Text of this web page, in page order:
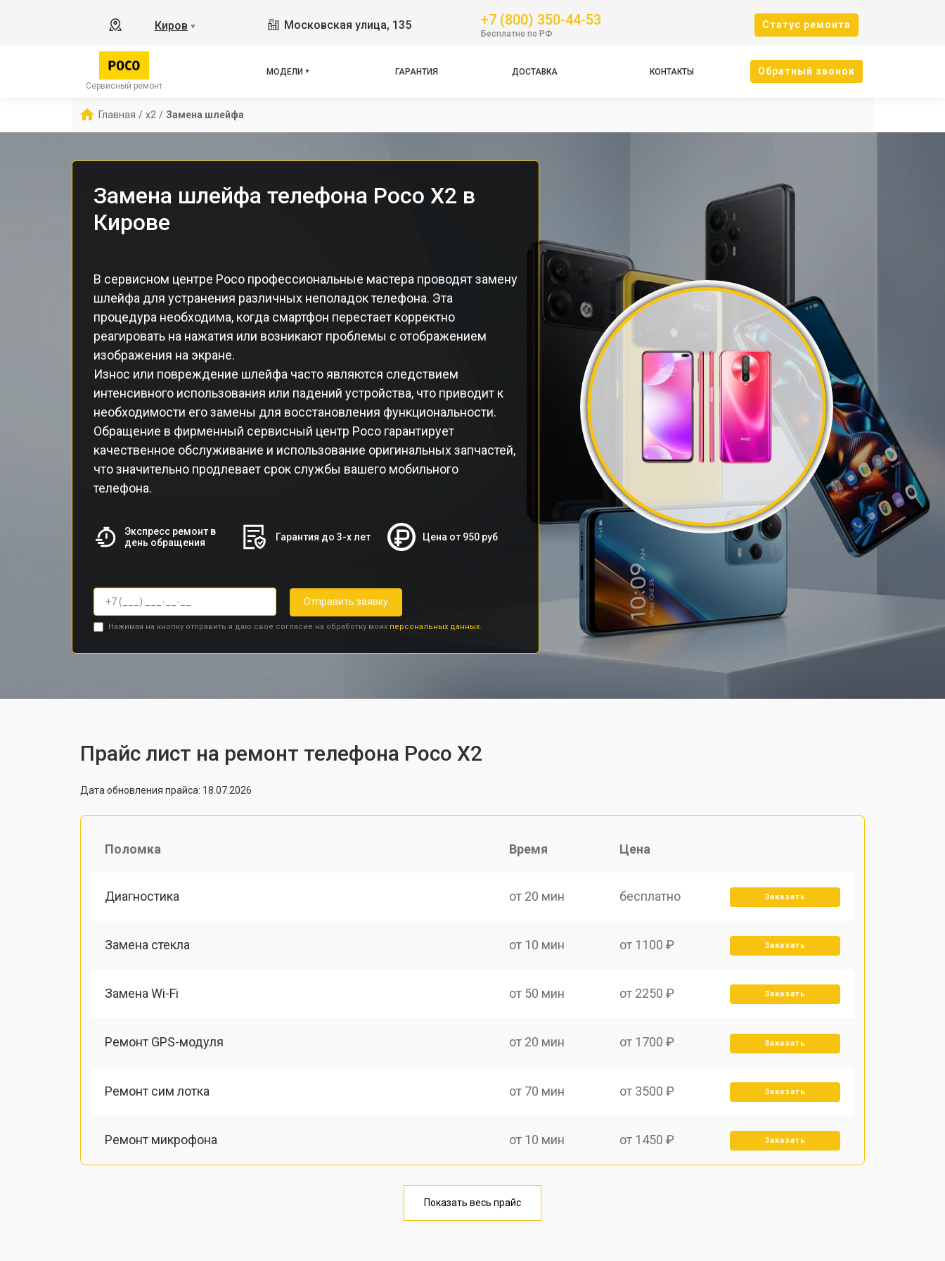
Киров ▼ Московская улица, 135 +7 (800) 350-44-53
Бесплатно по РФ
Cтатус ремонта
Сервисный ремонт
МОДЕЛИ
X3 GT
X3 Pro
ГАРАНТИЯ ДОСТАВКА КОНТАКТЫ Oбратный звонок
Главная / x2 / Замена шлейфа
Замена шлейфа телефона Poco X2 в
Кирове
В сервисном центре Poco профессиональные мастера проводят замену
шлейфа для устранения различных неполадок телефона. Эта
процедура необходима, когда смартфон перестает корректно
реагировать на нажатия или возникают проблемы с отображением
изображения на экране.
Износ или повреждение шлейфа часто являются следствием
интенсивного использования или падений устройства, что приводит к
необходимости его замены для восстановления функциональности.
Обращение в фирменный сервисный центр Poco гарантирует
качественное обслуживание и использование оригинальных запчастей,
что значительно продлевает срок службы вашего мобильного
телефона.
Экспресс ремонт в
день обращения
Гарантия до 3-х лет Цена от 950 руб
Отправить заявку
Нажимая на кнопку отправить я даю свое согласие на обработку моих персональных данных.
Прайс лист на ремонт телефона Poco X2
Дата обновления прайса: 18.07.2026
Поломка Время Цена
Диагностика от 20 мин бесплатно Заказать
Замена стекла от 10 мин от 1100 ₽ Заказать
Замена Wi-Fi от 50 мин от 2250 ₽ Заказать
Ремонт GPS-модуля от 20 мин от 1700 ₽ Заказать
Ремонт сим лотка от 70 мин от 3500 ₽ Заказать
Ремонт микрофона от 10 мин от 1450 ₽ Заказать
от 40 мин
Показать весь прайс